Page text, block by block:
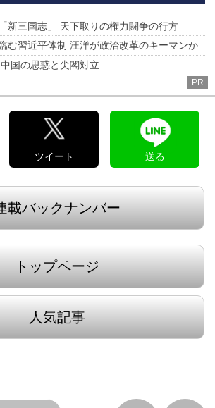
新三国志」 天下取りの権力闘争の行方
む習近平体制 汪洋が政治改革のキーマンか
国の思惑と尖閣対立
PR
ツイート 送る
載バックナンバー
トップページ
人気記事